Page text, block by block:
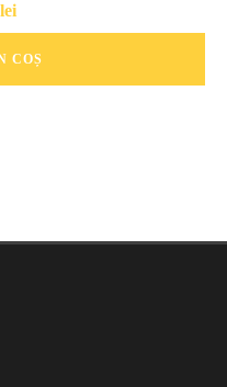
lei
COȘ